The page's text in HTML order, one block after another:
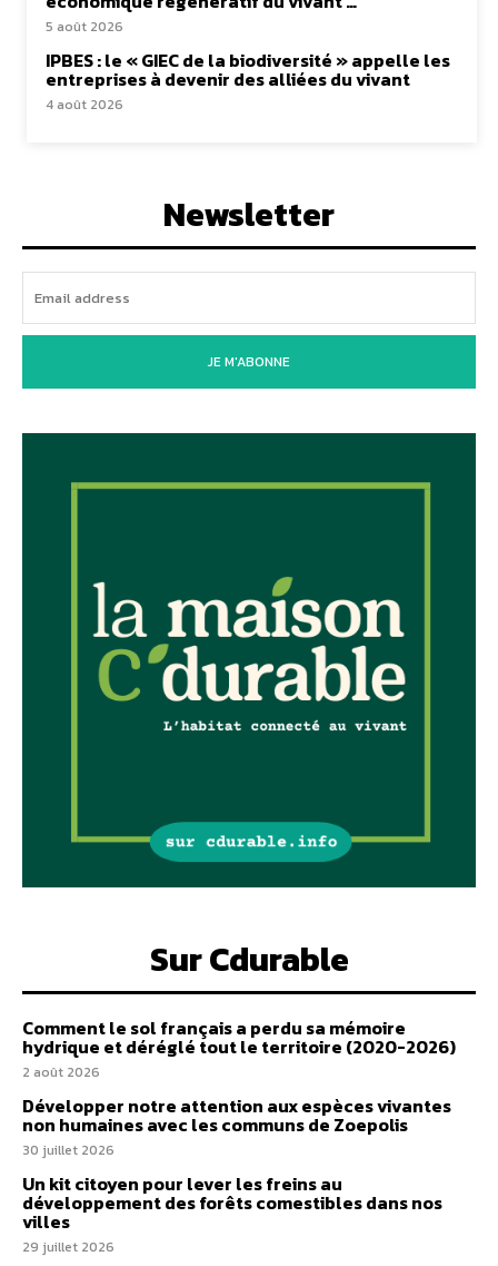
5 août 2026
IPBES : le « GIEC de la biodiversité » appelle les
entreprises à devenir des alliées du vivant
4 août 2026
Newsletter
JE M'ABONNE
Sur Cdurable
Comment le sol français a perdu sa mémoire
hydrique et déréglé tout le territoire (2020-2026)
2 août 2026
Développer notre attention aux espèces vivantes
non humaines avec les communs de Zoepolis
30 juillet 2026
Un kit citoyen pour lever les freins au
développement des forêts comestibles dans nos
villes
29 juillet 2026